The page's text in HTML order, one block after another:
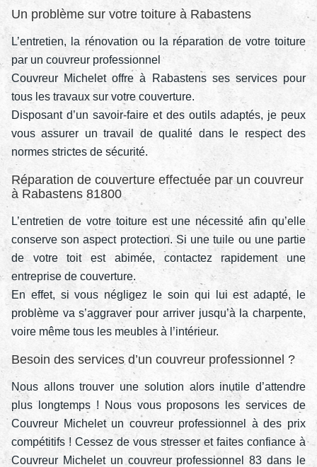
Un problème sur votre toiture à Rabastens
L’entretien, la rénovation ou la réparation de votre toiture
par un couvreur professionnel
Couvreur Michelet offre à Rabastens ses services pour
tous les travaux sur votre couverture.
Disposant d’un savoir-faire et des outils adaptés, je peux
vous assurer un travail de qualité dans le respect des
normes strictes de sécurité.
Réparation de couverture effectuée par un couvreur
à Rabastens 81800
L’entretien de votre toiture est une nécessité afin qu’elle
conserve son aspect protection. Si une tuile ou une partie
de votre toit est abimée, contactez rapidement une
entreprise de couverture.
En effet, si vous négligez le soin qui lui est adapté, le
problème va s’aggraver pour arriver jusqu’à la charpente,
voire même tous les meubles à l’intérieur.
Besoin des services d’un couvreur professionnel ?
Nous allons trouver une solution alors inutile d’attendre
plus longtemps ! Nous vous proposons les services de
Couvreur Michelet un couvreur professionnel à des prix
compétitifs ! Cessez de vous stresser et faites confiance à
Couvreur Michelet un couvreur professionnel 83 dans le